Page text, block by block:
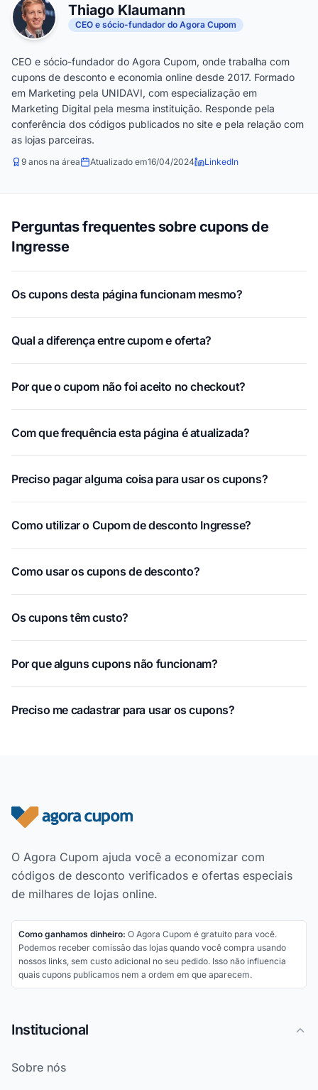
Thiago Klaumann
CEO e sócio-fundador do Agora Cupom
CEO e sócio-fundador do Agora Cupom, onde trabalha com
cupons de desconto e economia online desde 2017. Formado
em Marketing pela UNIDAVI, com especialização em
Marketing Digital pela mesma instituição. Responde pela
conferência dos códigos publicados no site e pela relação com
as lojas parceiras.
9 anos na área Atualizado em16/04/2024 LinkedIn
Perguntas frequentes sobre cupons de
Ingresse
Os cupons desta página funcionam mesmo?
Qual a diferença entre cupom e oferta?
Por que o cupom não foi aceito no checkout?
Com que frequência esta página é atualizada?
Preciso pagar alguma coisa para usar os cupons?
Como utilizar o Cupom de desconto Ingresse?
Como usar os cupons de desconto?
Os cupons têm custo?
Por que alguns cupons não funcionam?
Preciso me cadastrar para usar os cupons?
Rodapé do site
O Agora Cupom ajuda você a economizar com
códigos de desconto verificados e ofertas especiais
de milhares de lojas online.
Como ganhamos dinheiro: O Agora Cupom é gratuito para você.
Podemos receber comissão das lojas quando você compra usando
nossos links, sem custo adicional no seu pedido. Isso não influencia
quais cupons publicamos nem a ordem em que aparecem.
Institucional
Sobre nós